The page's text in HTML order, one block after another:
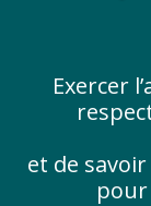
Exercer
et de savoir